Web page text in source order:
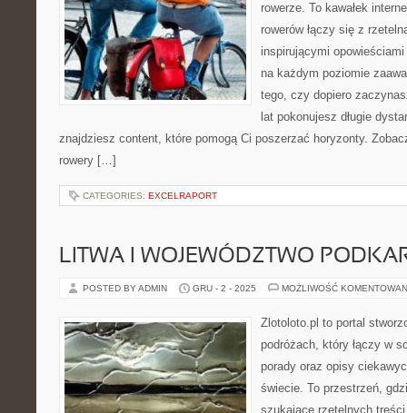
rowerze. To kawałek
rowerów łączy się z
inspirującymi
na każdym poziomie
tego, czy dopiero
lat pokonujesz długie
znajdziesz content, które pomogą Ci poszerzać horyzonty.
rowery […]
CATEGORIES: EXCELRAPORT
LITWA I WOJEWÓDZTWO
POSTED BY ADMIN GRU - 2 - 2025 MOŻLIWOŚĆ
Zlotoloto.pl to portal
podróżach, który łączy w
porady oraz opisy
świecie. To przestrzeń,
szukające rzetelnych